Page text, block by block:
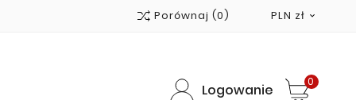
Porównaj (0) PLN zł 
Logowanie 0